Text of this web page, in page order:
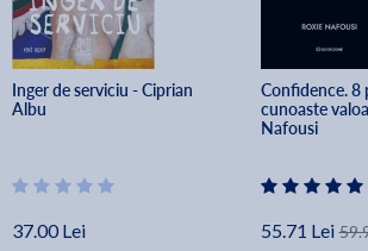
Inger de serviciu - Ciprian
Albu
37.00 Lei
Confidence. 8
cunoaste
Nafousi
55.71 Lei